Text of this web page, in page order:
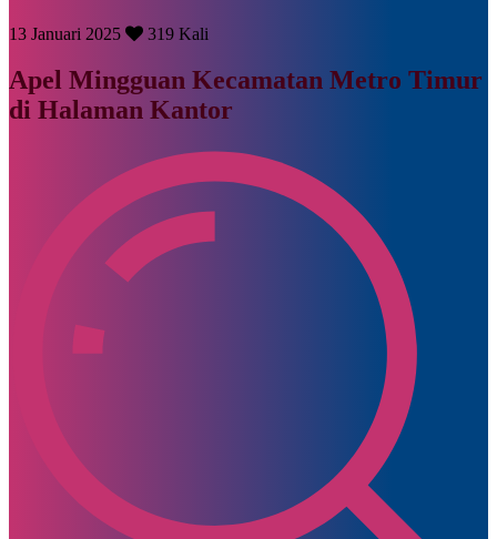
13 Januari 2025 319 Kali
Apel Mingguan Kecamatan Metro Timur
di Halaman Kantor